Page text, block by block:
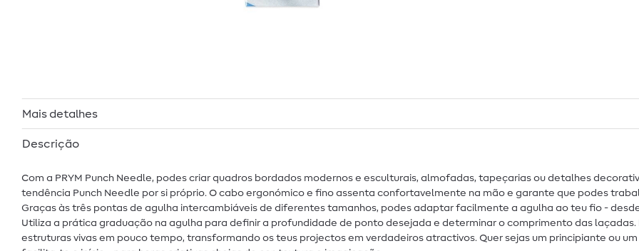
Mais detalhes
Descrição
Com a PRYM Punch Needle, podes criar quadros bordados modernos e esculturais, almofadas, tapeçarias ou detalhes
tendência Punch Needle por si próprio. O cabo ergonómico e fino assenta confortavelmente na mão e garante que podes
Graças às três pontas de agulha intercambiáveis de diferentes tamanhos, podes adaptar facilmente a agulha ao teu fio -
Utiliza a prática graduação na agulha para definir a profundidade de ponto desejada e determinar o comprimento das
estruturas vivas em pouco tempo, transformando os teus projectos em verdadeiros atractivos. Quer sejas um principiante ou